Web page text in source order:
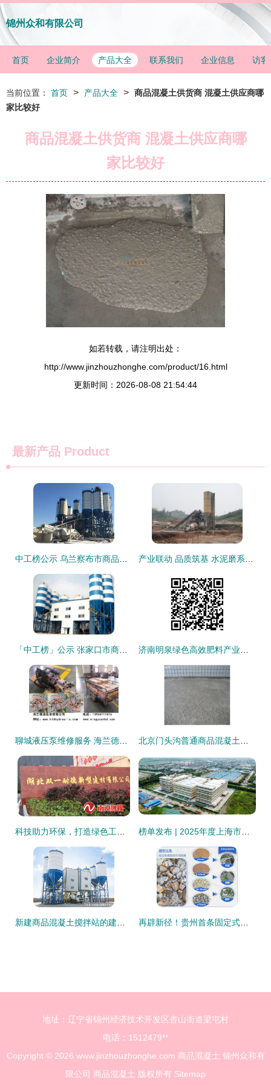
锦州众和有限公司
首页 企业简介 产品大全 联系我们 企业信息 访客
当前位置： 首页 > 产品大全 > 商品混凝土供货商 混凝土供应商哪
家比较好
商品混凝土供货商 混凝土供应商哪
家比较好
如若转载，请注明出处：
http://www.jinzhouzhonghe.com/product/16.html
更新时间：2026-08-08 21:54:44
最新产品 Product
地址：辽宁省锦州经济技术开发区杏山街道梁屯村
电话：1512479**
Copyright © 2026 www.jinzhouzhonghe.com 商品混凝土 锦州众和有
限公司 商品混凝土 版权所有 Sitemap